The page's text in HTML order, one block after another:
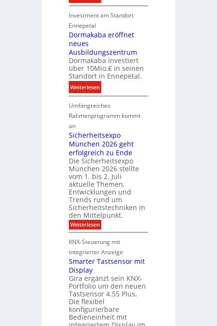
n
k
o
n
p
r
t
n
e
r
b
e
i
D
T
T
e
c
h
n
o
l
o
g
e
s
D
i
i
a
l
e
B
r
a
n
d
r
ü
h
e
s
t
e
r
k
e
n
u
n
g
i
t
A
n
s
Investment am Standort
Ennepetal
Dormakaba eröffnet
neues
Ausbildungszentrum
Dormakaba investiert
über 10Mio.€ in seinen
Standort in Ennepetal.
Weiterlesen:
D
o
r
a
k
a
b
a
e
r
ö
f
f
n
e
t
n
e
e
s
A
u
s
Umfangreiches
Rahmenprogramm kommt
an
Sicherheitsexpo
München 2026 geht
erfolgreich zu Ende
Die Sicherheitsexpo
München 2026 stellte
vom 1. bis 2. Juli
aktuelle Themen,
Entwicklungen und
Trends rund um
Sicherheitstechniken in
den Mittelpunkt.
Weiterlesen:
S
c
h
e
r
e
i
t
s
e
x
p
KNX-Steuerung mit
integrierter Anzeige
Smarter Tastsensor mit
Display
Gira ergänzt sein KNX-
Portfolio um den neuen
Tastsensor 4.55 Plus.
Die flexibel
konfigurierbare
Bedieneinheit mit